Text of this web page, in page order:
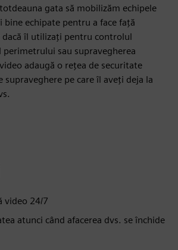
gata să mobilizăm echipele
bine echipate pentru a face față
îl utilizați pentru controlul
sau supravegherea
adaugă o rețea de securitate
supraveghere pe care îl aveți deja la
video 24/7
atunci când afacerea dvs. se închide